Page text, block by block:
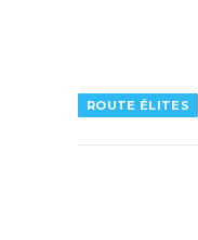
ROUTE ÉLITES